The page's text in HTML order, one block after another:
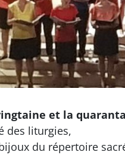
et la
des liturgies,
du répertoire